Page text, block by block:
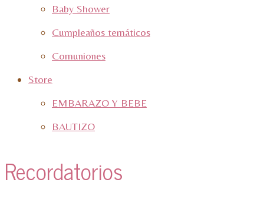
Baby Shower
Cumpleaños temáticos
Comuniones
Store
EMBARAZO Y BEBE
BAUTIZO
Recordatorios